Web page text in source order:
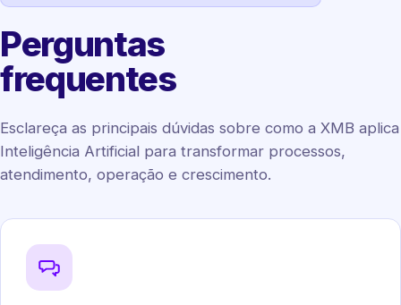
Perguntas
frequentes
Esclareça as principais dúvidas sobre como a XMB aplica
Inteligência Artificial para transformar processos,
atendimento, operação e crescimento.